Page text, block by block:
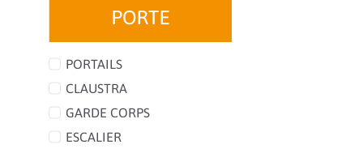
PORTAILS
CLAUSTRA
GARDE CORPS
ESCALIER